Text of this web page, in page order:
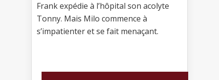
Frank expédie à l’hôpital son acolyte
Tonny. Mais Milo commence à
s’impatienter et se fait menaçant.